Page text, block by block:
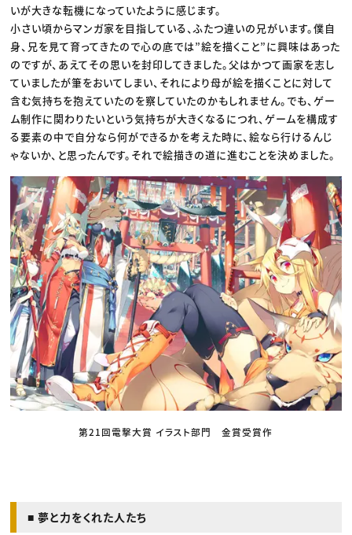
いが大きな転機になっていたように感じます。
小さい頃からマンガ家を目指している、ふたつ違いの兄がいます。僕自
身、兄を見て育ってきたので心の底では”絵を描くこと”に興味はあった
のですが、あえてその思いを封印してきました。父はかつて画家を志し
ていましたが筆をおいてしまい、それにより母が絵を描くことに対して
含む気持ちを抱えていたのを察していたのかもしれません。でも、ゲー
ム制作に関わりたいという気持ちが大きくなるにつれ、ゲームを構成す
る要素の中で自分なら何ができるかを考えた時に、絵なら行けるんじ
ゃないか、と思ったんです。それで絵描きの道に進むことを決めました。
第21回電撃大賞 イラスト部門 金賞受賞作
■ 夢と力をくれた人たち